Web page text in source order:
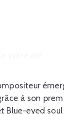
à son
Blue-eyed